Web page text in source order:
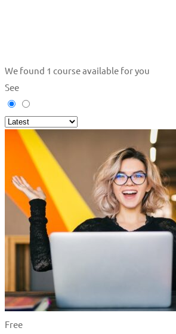
We found 1 course available for you
See
Free